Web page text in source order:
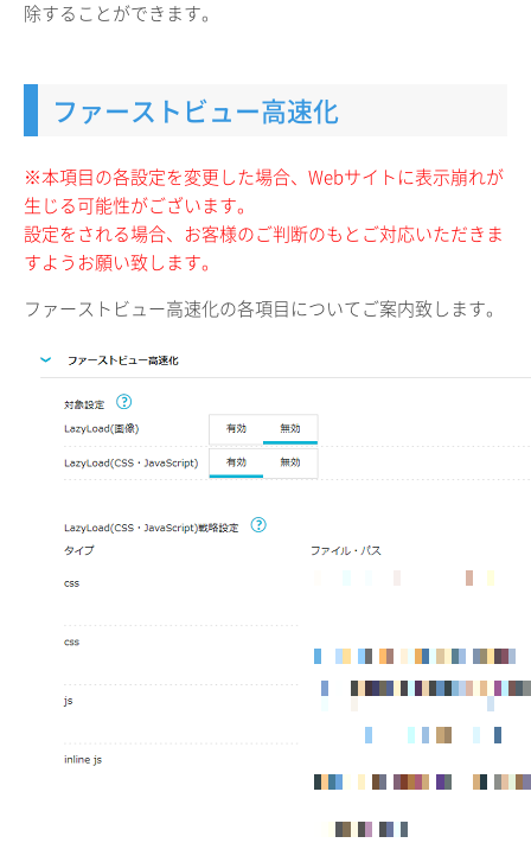
除することができます。
ファーストビュー高速化
※本項目の各設定を変更した場合、Webサイトに表示崩れが
生じる可能性がございます。
設定をされる場合、お客様のご判断のもとご対応いただきま
すようお願い致します。
ファーストビュー高速化の各項目についてご案内致します。